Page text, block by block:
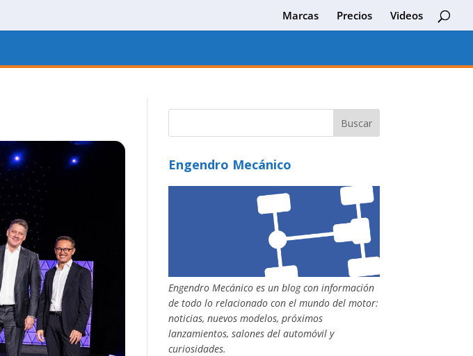
Marcas Precios Videos
Engendro Mecánico
Engendro Mecánico es un blog con información
de todo lo relacionado con el mundo del motor:
noticias, nuevos modelos, próximos
lanzamientos, salones del automóvil y
curiosidades.